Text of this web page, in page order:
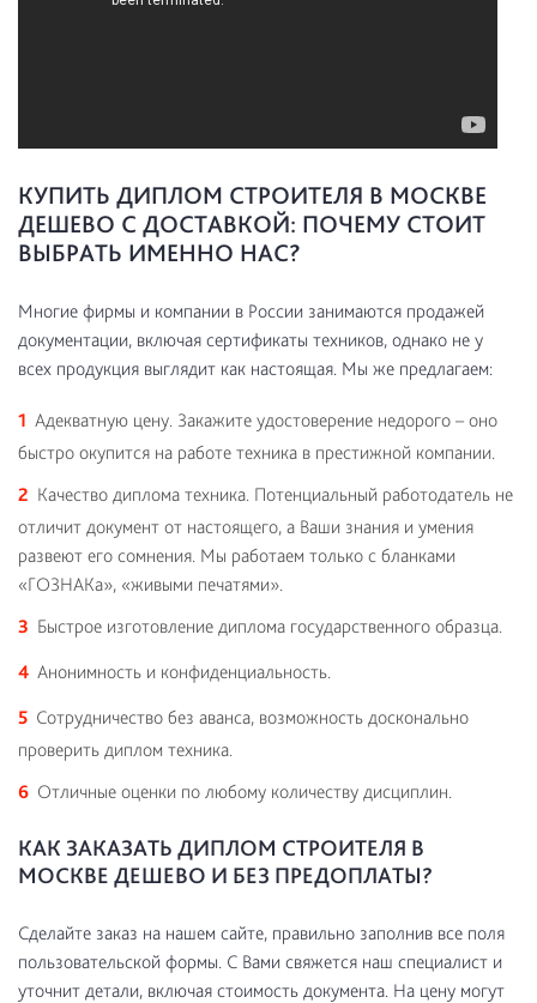
КУПИТЬ ДИПЛОМ СТРОИТЕЛЯ В МОСКВЕ
ДЕШЕВО С ДОСТАВКОЙ: ПОЧЕМУ СТОИТ
ВЫБРАТЬ ИМЕННО НАС?
Многие фирмы и компании в России занимаются продажей
документации, включая сертификаты техников, однако не у
всех продукция выглядит как настоящая. Мы же предлагаем:
Адекватную цену. Закажите удостоверение недорого – оно
быстро окупится на работе техника в престижной компании.
Качество диплома техника. Потенциальный работодатель не
отличит документ от настоящего, а Ваши знания и умения
развеют его сомнения. Мы работаем только с бланками
«ГОЗНАКа», «живыми печатями».
Быстрое изготовление диплома государственного образца.
Анонимность и конфиденциальность.
Сотрудничество без аванса, возможность досконально
проверить диплом техника.
Отличные оценки по любому количеству дисциплин.
КАК ЗАКАЗАТЬ ДИПЛОМ СТРОИТЕЛЯ В
МОСКВЕ ДЕШЕВО И БЕЗ ПРЕДОПЛАТЫ?
Сделайте заказ на нашем сайте, правильно заполнив все поля
пользовательской формы. С Вами свяжется наш специалист и
уточнит детали, включая стоимость документа. На цену могут